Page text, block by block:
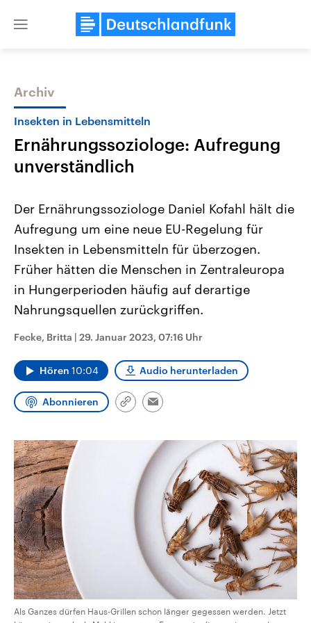
Close
Themen
Landtagswahl Sachsen-Anhalt
2026
Alle Informationen
Sachsen-Anhalt wählt am 6.
September 2026 einen neuen
Landtag. Seit 2021 wird das
Bundesland von einer Koalition aus
CDU, SPD und FDP regiert.-
Umfragen, Prognosen,
Wahlprogramme, aktuelle Berichte
und Kandidaten der anstehenden
Wahl.
USA
Aktuelle Beiträge,
Hintergründe
Wirtschaftlich und
gehören die Vereinigten
den mächtigsten Ländern
mit großem Einfluss auf
Archiv
Insekten in Lebensmitteln
Ernährungssoziologe: Aufregung
unverständlich
Der Ernährungssoziologe Daniel Kofahl hält die
Aufregung um eine neue EU-Regelung für
Insekten in Lebensmitteln für überzogen.
Früher hätten die Menschen in Zentraleuropa
in Hungerperioden häufig auf derartige
Nahrungsquellen zurückgriffen.
Fecke, Britta | 29. Januar 2023, 07:16 Uhr
Hören 10:04 Audio herunterladen
Abonnieren
Link
Email
Als Ganzes dürfen Haus-Grillen schon länger gegessen werden. Jetzt